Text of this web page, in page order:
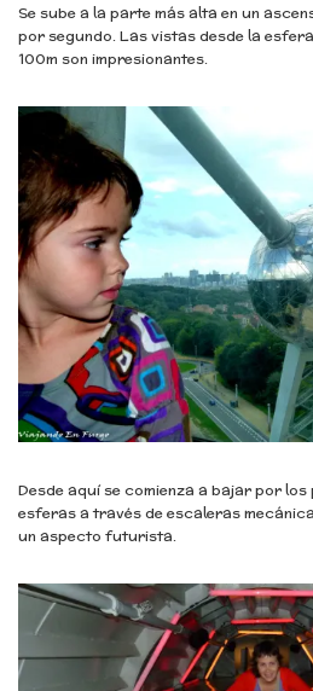
Se sube a la parte más alta en un
por segundo. Las vistas desde la
100m son impresionantes.
Desde aquí se comienza a bajar por
esferas a través de escaleras
un aspecto futurista.